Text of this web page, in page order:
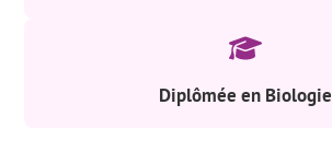
Diplômée en Biologie